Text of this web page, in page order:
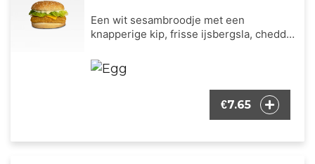
Een wit sesambroodje met een
knapperige kip, frisse ijsbergsla, cheddar
€7.65